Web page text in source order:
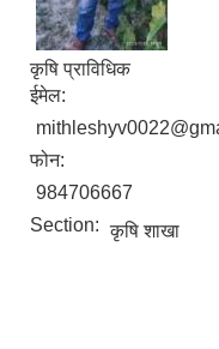
कृषि प्राविधिक
ईमेल:
फोन:
984706667
Section: कृषि शाखा